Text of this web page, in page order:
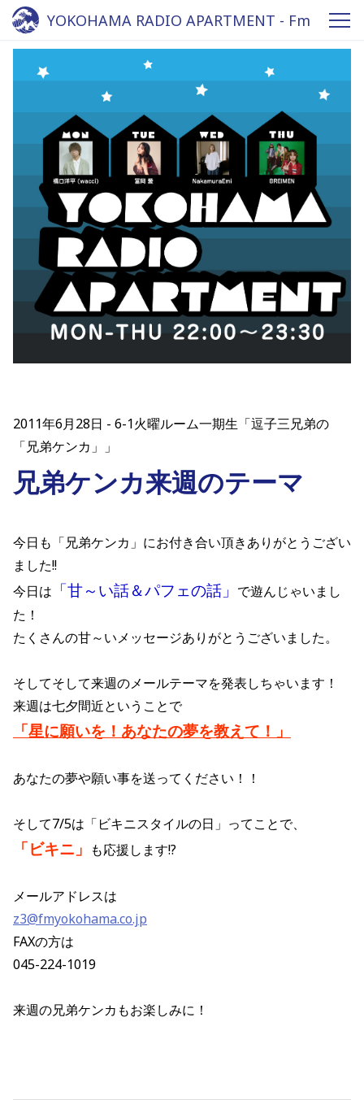
YOKOHAMA RADIO APARTMENT - Fm
yokohama 84.7
2011年6月28日
6-1火曜ルーム一期生「逗子三兄弟の
「兄弟ケンカ」」
兄弟ケンカ来週のテーマ
今日も「兄弟ケンカ」にお付き合い頂きありがとうござい
ました!!
今日は 「甘～い話＆パフェの話」 で遊んじゃいまし
た！
たくさんの甘～いメッセージありがとうございました。
そしてそして来週のメールテーマを発表しちゃいます！
来週は七夕間近ということで
「星に願いを！あなたの夢を教えて！」
あなたの夢や願い事を送ってください！！
そして7/5は「ビキニスタイルの日」ってことで、
「ビキニ」 も応援します!?
メールアドレスは
z3@fmyokohama.co.jp
FAXの方は
045-224-1019
来週の兄弟ケンカもお楽しみに！